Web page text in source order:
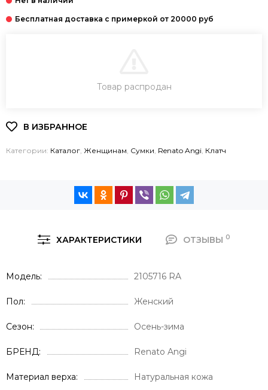
КУПИТЬ В 1 КЛИК
Товар распродан
Категории: Каталог Женщинам Cумки Renato Angi Клатч
ХАРАКТЕРИСТИКИ ОТЗЫВЫ 0
Модель 2105716 RA
Пол Женский
Сезон Осень-зима
БРЕНД Renato Angi
Материал верха Натуральная кожа